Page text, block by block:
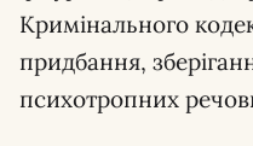
Кримінального
придбання,
психотропних